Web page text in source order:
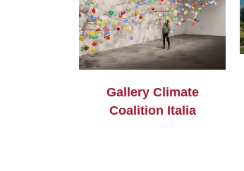
Gallery Climate
Coalition Italia